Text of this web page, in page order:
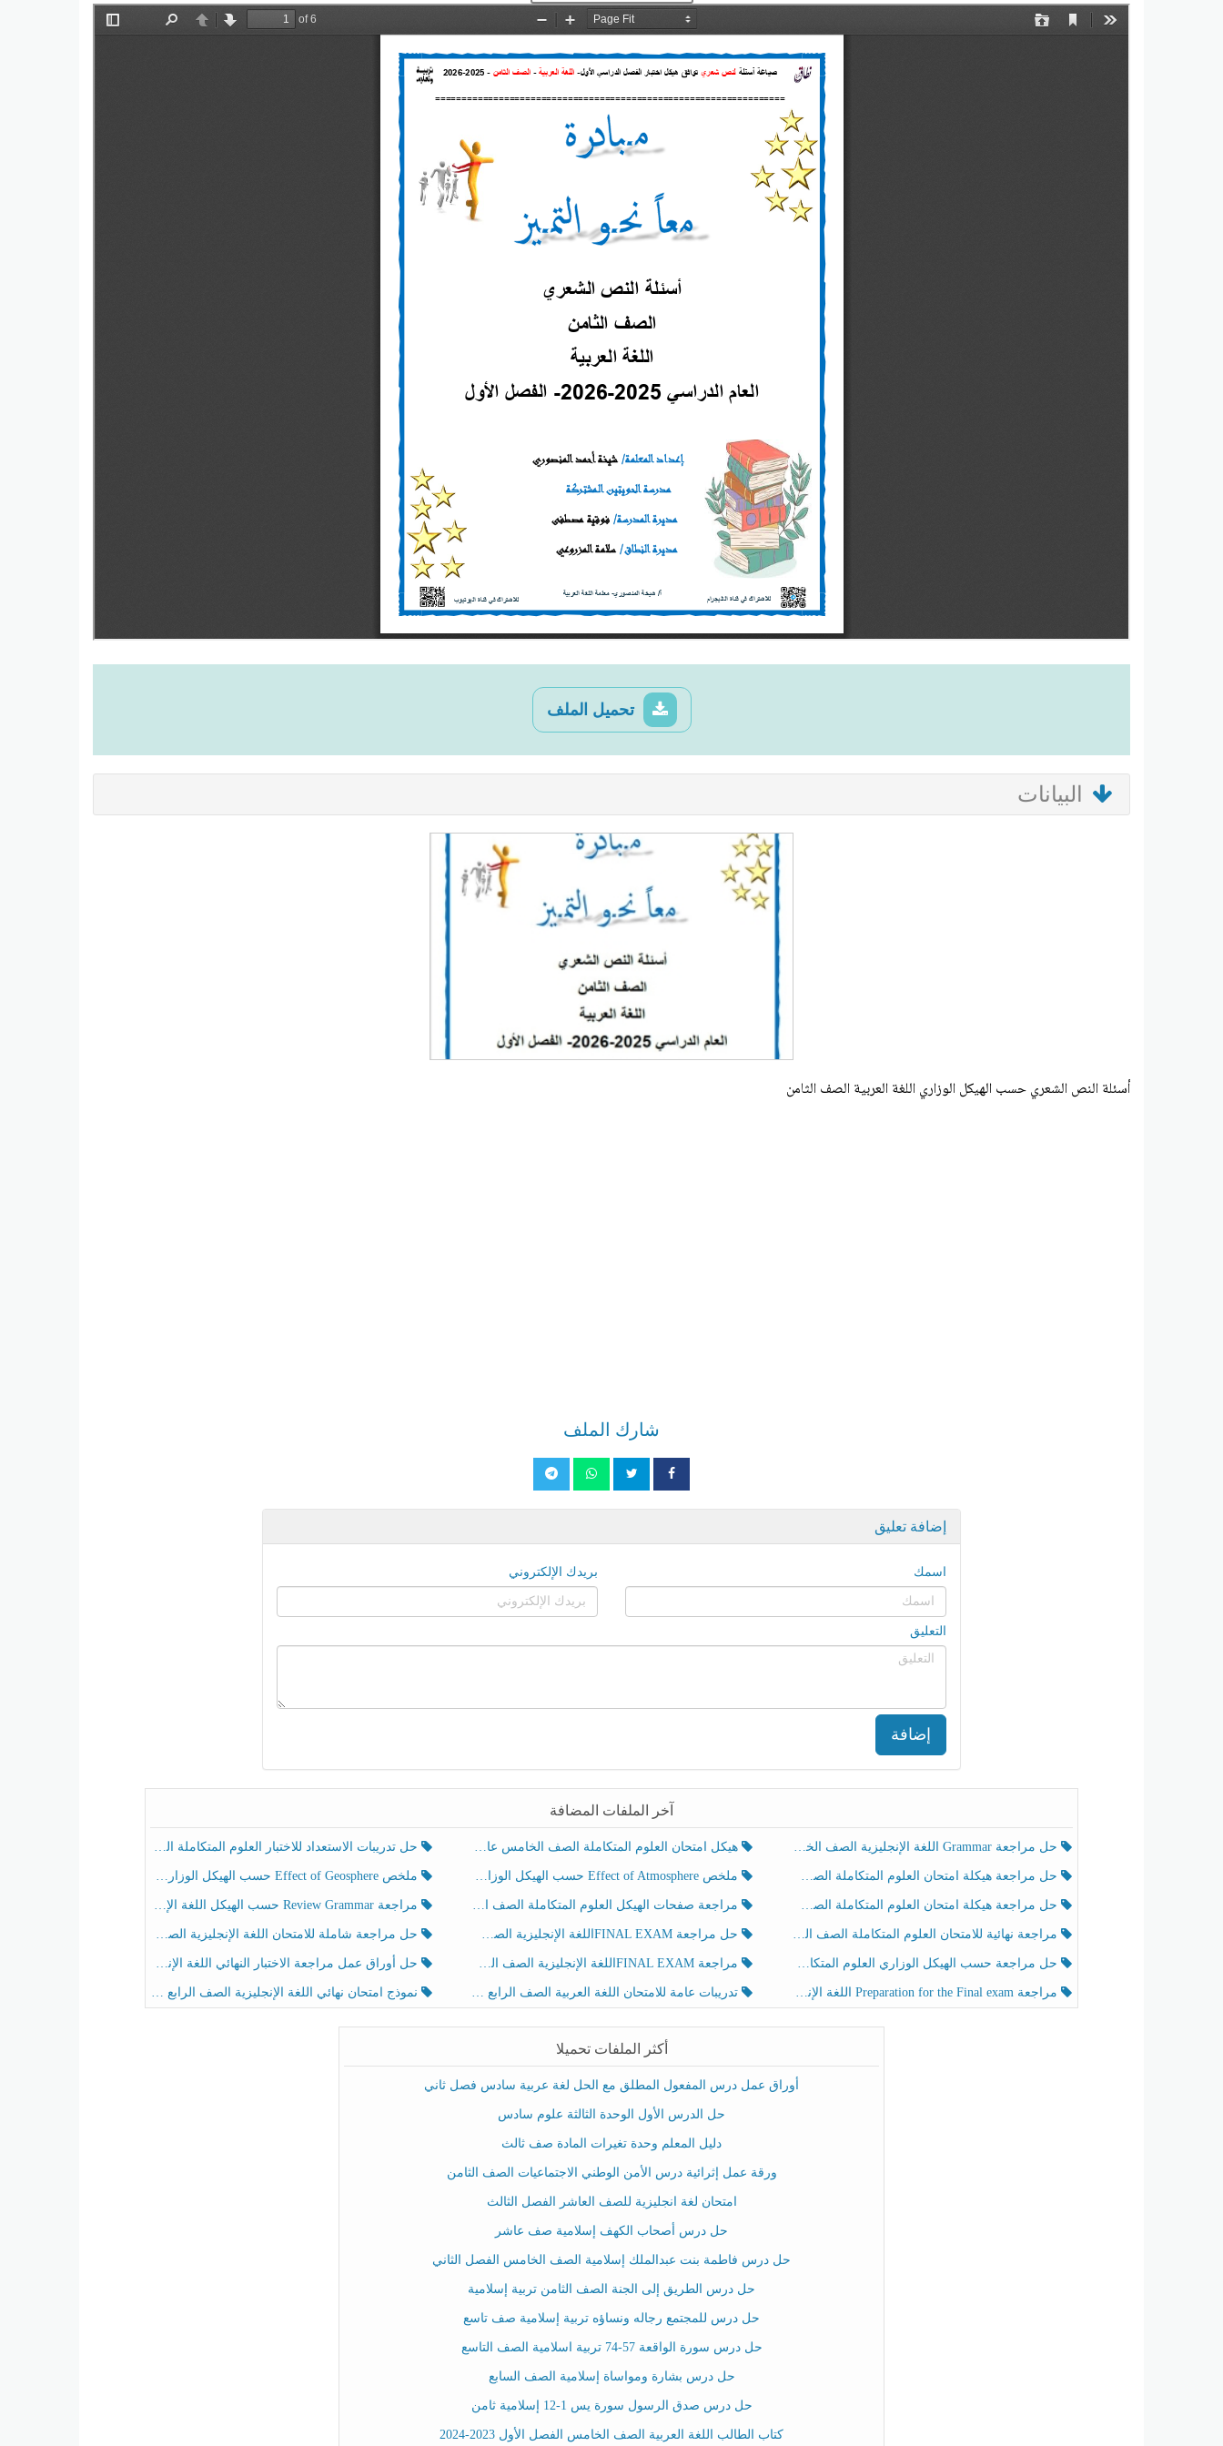
تحميل الملف
البيانات
أسئلة النص الشعري حسب الهيكل الوزاري اللغة العربية الصف الثامن
شارك الملف
إضافة تعليق
اسمك بريدك الإلكتروني
التعليق
إضافة
آخر الملفات المضافة
حل مراجعة Grammar اللغة الإنجليزية الصف الخامس الفصل الثالث هيكل امتحان العلوم المتكاملة الصف الخامس عام الفصل الدراسي الثالث 2025-2026 حل تدريبات الاستعداد للاختبار العلوم المتكاملة الصف الخامس عام الفصل الثالث
حل مراجعة هيكلة امتحان العلوم المتكاملة الصف الخامس انسبير الفصل الثالث ملخص Effect of Atmosphere حسب الهيكل الوزاري العلوم المتكاملة الصف الخامس انسبير الفصل الثالث ملخص Effect of Geosphere حسب الهيكل الوزاري العلوم المتكاملة الصف الخامس انسبير الفصل الثالث
حل مراجعة هيكلة امتحان العلوم المتكاملة الصف الخامس عام الفصل الثالث مراجعة صفحات الهيكل العلوم المتكاملة الصف الخامس انسبير الفصل الثالث مراجعة Review Grammar حسب الهيكل اللغة الإنجليزية الصف الخامس الفصل الثالث
مراجعة نهائية للامتحان العلوم المتكاملة الصف الخامس انسبير الفصل الثالث حل مراجعة FINAL EXAMاللغة الإنجليزية الصف الخامس الفصل الثالث حل مراجعة شاملة للامتحان اللغة الإنجليزية الصف الخامس الفصل الثالث
حل مراجعة حسب الهيكل الوزاري العلوم المتكاملة الصف الخامس عام الفصل الثالث مراجعة FINAL EXAMاللغة الإنجليزية الصف الخامس الفصل الثالث حل أوراق عمل مراجعة الاختبار النهائي اللغة الإنجليزية الصف الرابع الفصل الثالث
مراجعة Preparation for the Final exam اللغة الإنجليزية الصف الرابع الفصل الثالث تدريبات عامة للامتحان اللغة العربية الصف الرابع الفصل الثالث نموذج امتحان نهائي اللغة الإنجليزية الصف الرابع الفصل الثالث
أكثر الملفات تحميلا
أوراق عمل درس المفعول المطلق مع الحل لغة عربية سادس فصل ثاني
حل الدرس الأول الوحدة الثالثة علوم سادس
دليل المعلم وحدة تغيرات المادة صف ثالث
ورقة عمل إثرائية درس الأمن الوطني الاجتماعيات الصف الثامن
امتحان لغة انجليزية للصف العاشر الفصل الثالث
حل درس أصحاب الكهف إسلامية صف عاشر
حل درس فاطمة بنت عبدالملك إسلامية الصف الخامس الفصل الثاني
حل درس الطريق إلى الجنة الصف الثامن تربية إسلامية
حل درس للمجتمع رجاله ونساؤه تربية إسلامية صف تاسع
حل درس سورة الواقعة 57-74 تربية اسلامية الصف التاسع
حل درس بشارة ومواساة إسلامية الصف السابع
حل درس صدق الرسول سورة يس 1-12 إسلامية ثامن
كتاب الطالب اللغة العربية الصف الخامس الفصل الأول 2023-2024